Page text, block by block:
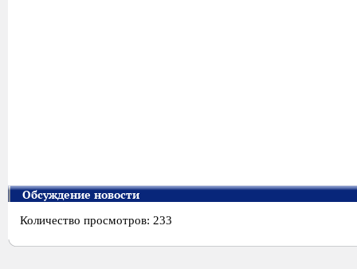
Обсуждение новости
Количество просмотров: 233